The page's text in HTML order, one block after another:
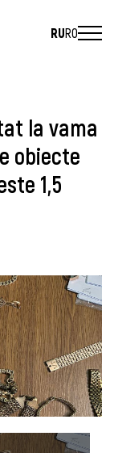
RURO
la vama
obiecte
1,5